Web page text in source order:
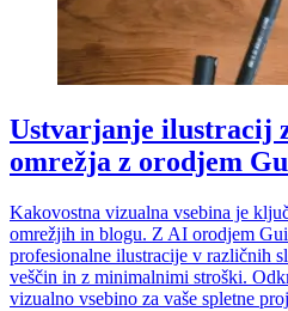
Ustvarjanje ilustracij
omrežja z orodjem
Kakovostna vizualna vsebina je
omrežjih in blogu. Z AI orodjem
profesionalne ilustracije v različnih
veščin in z minimalnimi stroški.
vizualno vsebino za vaše spletne